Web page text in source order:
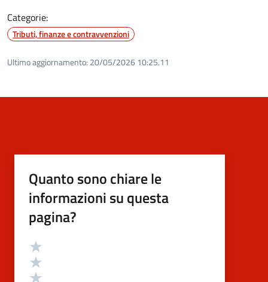
Categorie:
Tributi, finanze e contravvenzioni
Ultimo aggiornamento: 20/05/2026 10:25.11
Quanto sono chiare le
informazioni su questa
pagina?
Valutazione